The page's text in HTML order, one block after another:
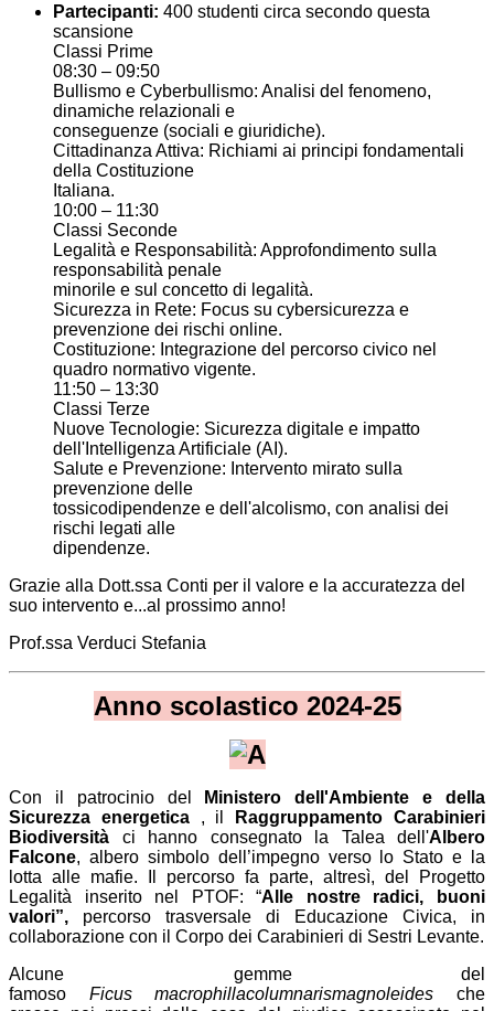
Partecipanti: 400 studenti circa secondo questa
scansione
Classi Prime
08:30 – 09:50
Bullismo e Cyberbullismo: Analisi del fenomeno,
dinamiche relazionali e
conseguenze (sociali e giuridiche).
Cittadinanza Attiva: Richiami ai principi fondamentali
della Costituzione
Italiana.
10:00 – 11:30
Classi Seconde
Legalità e Responsabilità: Approfondimento sulla
responsabilità penale
minorile e sul concetto di legalità.
Sicurezza in Rete: Focus su cybersicurezza e
prevenzione dei rischi online.
Costituzione: Integrazione del percorso civico nel
quadro normativo vigente.
11:50 – 13:30
Classi Terze
Nuove Tecnologie: Sicurezza digitale e impatto
dell'Intelligenza Artificiale (AI).
Salute e Prevenzione: Intervento mirato sulla
prevenzione delle
tossicodipendenze e dell'alcolismo, con analisi dei
rischi legati alle
dipendenze.
Grazie alla Dott.ssa Conti per il valore e la accuratezza del
suo intervento e...al prossimo anno!
Prof.ssa Verduci Stefania
Anno scolastico 2024-25
Con il patrocinio del
Ministero dell'Ambiente e della
Sicurezza energetica
, il
Raggruppamento Carabinieri
Biodiversità
ci hanno consegnato la Talea dell'Albero
Falcone, albero simbolo dell’impegno verso lo Stato e la
lotta alle mafie. Il percorso fa parte, altresì, del Progetto
Legalità inserito nel PTOF: “Alle nostre radici, buoni
valori”,
percorso trasversale di Educazione Civica, in
collaborazione con il Corpo dei Carabinieri di Sestri Levante.
Alcune gemme del
famoso Ficusmacrophillacolumnarismagnoleides che